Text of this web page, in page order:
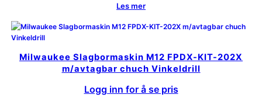
Les mer
Milwaukee Slagbormaskin M12 FPDX-KIT-202X
m/avtagbar chuch Vinkeldrill
Logg inn for å se pris